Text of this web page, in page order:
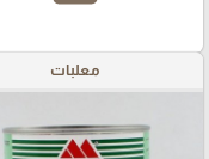
معلبات